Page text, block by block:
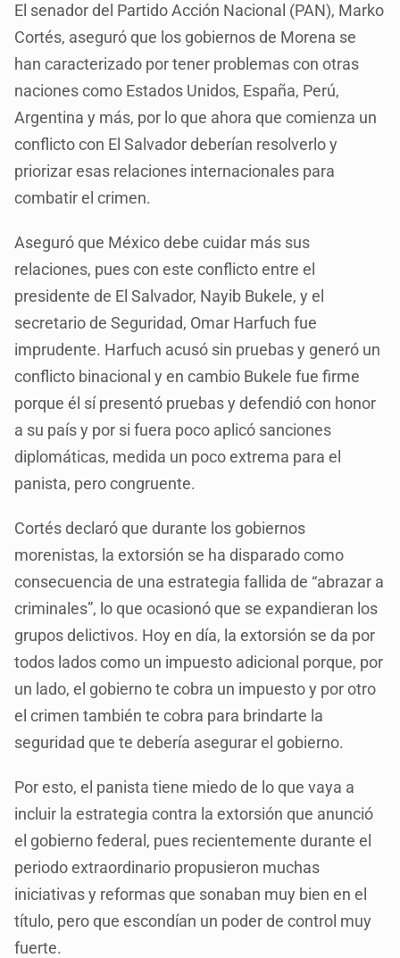
El senador del Partido Acción Nacional (PAN), Marko
Cortés, aseguró que los gobiernos de Morena se
han caracterizado por tener problemas con otras
naciones como Estados Unidos, España, Perú,
Argentina y más, por lo que ahora que comienza un
conflicto con El Salvador deberían resolverlo y
priorizar esas relaciones internacionales para
combatir el crimen.
Aseguró que México debe cuidar más sus
relaciones, pues con este conflicto entre el
presidente de El Salvador, Nayib Bukele, y el
secretario de Seguridad, Omar Harfuch fue
imprudente. Harfuch acusó sin pruebas y generó un
conflicto binacional y en cambio Bukele fue firme
porque él sí presentó pruebas y defendió con honor
a su país y por si fuera poco aplicó sanciones
diplomáticas, medida un poco extrema para el
panista, pero congruente.
Cortés declaró que durante los gobiernos
morenistas, la extorsión se ha disparado como
consecuencia de una estrategia fallida de “abrazar a
criminales”, lo que ocasionó que se expandieran los
grupos delictivos. Hoy en día, la extorsión se da por
todos lados como un impuesto adicional porque, por
un lado, el gobierno te cobra un impuesto y por otro
el crimen también te cobra para brindarte la
seguridad que te debería asegurar el gobierno.
Por esto, el panista tiene miedo de lo que vaya a
incluir la estrategia contra la extorsión que anunció
el gobierno federal, pues recientemente durante el
periodo extraordinario propusieron muchas
iniciativas y reformas que sonaban muy bien en el
título, pero que escondían un poder de control muy
fuerte.